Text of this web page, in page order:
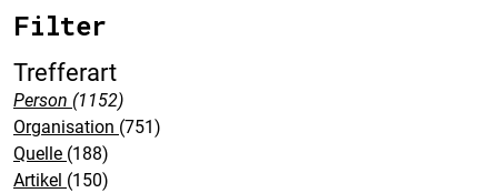
Filter
Trefferart
Person (1152)
Organisation (751)
Quelle (188)
Artikel (150)